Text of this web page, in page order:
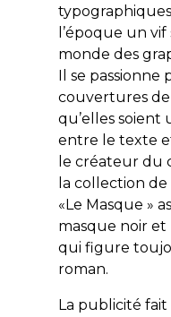
l’époque un
monde des
Il se passionne
couvertures de
qu’elles soient
entre le texte
le créateur du
la collection
«Le Masque »
masque noir
qui figure
roman.
La publicité